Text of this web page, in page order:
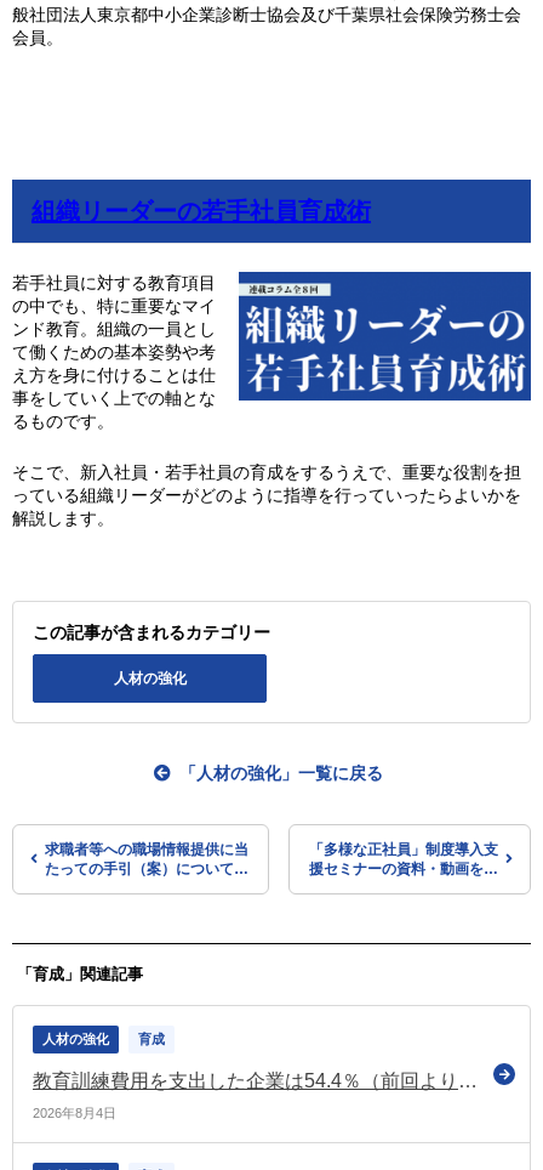
般社団法人東京都中小企業診断士協会及び千葉県社会保険労務士会
会員。
組織リーダーの若手社員育成術
若手社員に対する教育項目
の中でも、特に重要なマイ
ンド教育。組織の一員とし
て働くための基本姿勢や考
え方を身に付けることは仕
事をしていく上での軸とな
るものです。
そこで、新入社員・若手社員の育成をするうえで、重要な役割を担
っている組織リーダーがどのように指導を行っていったらよいかを
解説します。
この記事が含まれるカテゴリー
人材の強化
求職者等への職場情報提供に当
たっての手引（案）について意
「人材の強化」一覧に戻る
「多様な正社員」制度導入支
援セミナーの資料・動画をア
「育成」関連記事
人材の強化 育成
教育訓練費用を支出した企業は54.4％（前回より0.5ポイント低下）（令和7年度 能力開発基本調査）
2026年8月4日